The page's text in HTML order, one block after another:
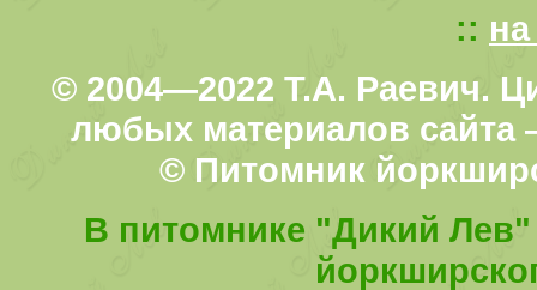
::
© 2004—2022 Т.А. Раевич.
любых материалов сайта
© Питомник
В питомнике "Дикий